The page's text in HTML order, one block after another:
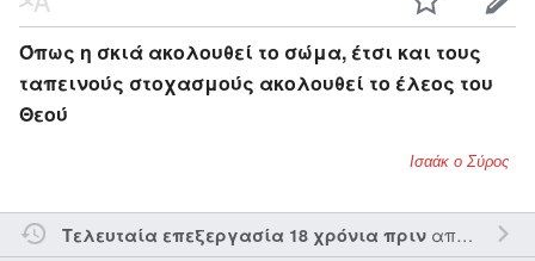
Όπως η σκιά ακολουθεί το σώμα, έτσι και τους
ταπεινούς στοχασμούς ακολουθεί το έλεος του
Θεού
Ισαάκ ο Σύρος
Τελευταία επεξεργασία 18 χρόνια πριναπό τον την